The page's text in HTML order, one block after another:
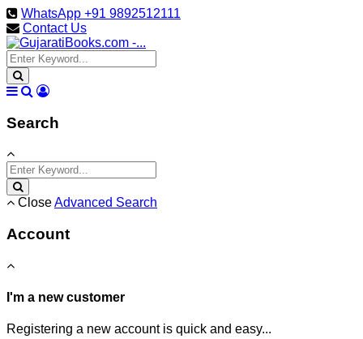
WhatsApp +91 9892512111
Contact Us
Search
CloseAdvanced Search
Account
I'm a new customer
Registering a new account is quick and easy...